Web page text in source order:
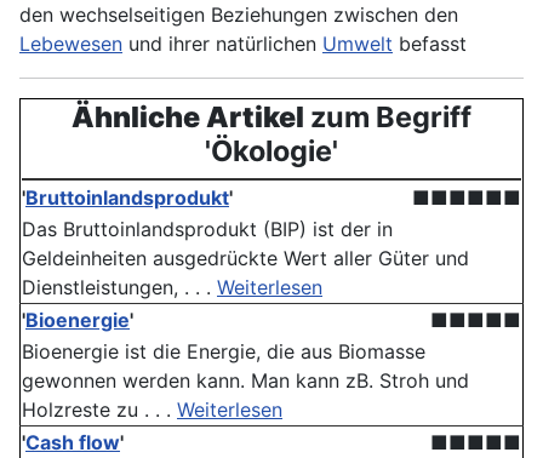
den wechselseitigen Beziehungen zwischen den
Lebewesen und ihrer natürlichen Umwelt befasst
Ähnliche Artikel zum Begriff
'Ökologie'
'Bruttoinlandsprodukt'
■■■■■■
Das Bruttoinlandsprodukt (BIP) ist der in
Geldeinheiten ausgedrückte Wert aller Güter und
Dienstleistungen, . . . Weiterlesen
'Bioenergie'
■■■■■
Bioenergie ist die Energie, die aus Biomasse
gewonnen werden kann. Man kann zB. Stroh und
Holzreste zu . . . Weiterlesen
'Cash flow'
■■■■■